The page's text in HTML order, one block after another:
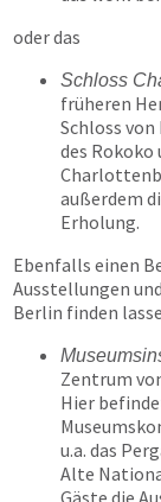
oder das
Schloss
früheren
Schloss
des Rokoko
außerdem
Erholung.
Ebenfalls einen
Ausstellungen
Berlin finden
Zentrum
Hier
u.a. das
Alte